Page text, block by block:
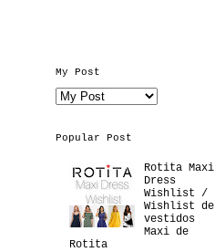
My Post
Popular Post
Rotita Maxi
Dress
Wishlist /
Wishlist de
vestidos
Maxi de
Rotita